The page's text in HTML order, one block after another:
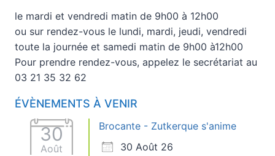
le mardi et vendredi matin de 9h00 à 12h00
ou sur rendez-vous le lundi, mardi, jeudi, vendredi
toute la journée et samedi matin de 9h00 à12h00
Pour prendre rendez-vous, appelez le secrétariat au
03 21 35 32 62
ÉVÈNEMENTS À VENIR
30
Août
Brocante - Zutkerque s'anime
30 Août 26